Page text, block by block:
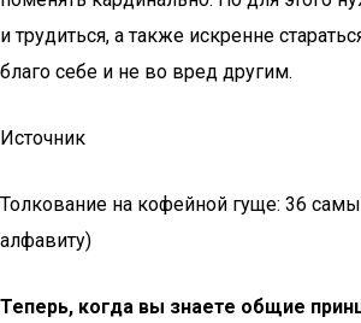
и трудиться, а также искренне
благо себе и не во вред другим.
Источник
Толкование на кофейной гуще: 36
алфавиту)
Теперь, когда вы знаете общие